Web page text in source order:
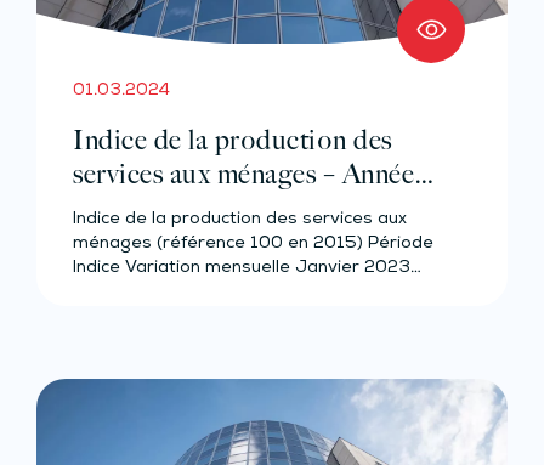
01.03.2024
Indice de la production des
services aux ménages – Année
2023
Indice de la production des services aux
ménages (référence 100 en 2015) Période
Indice Variation mensuelle Janvier 2023…